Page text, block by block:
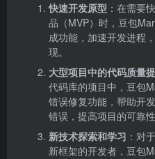
快速开发原型 ：在需要
品（MVP）时，豆包
成功能，加速开发进程
现。
大型项目中的代码质量
代码库的项目中，豆包
错误修复功能，帮助开
错误，提高项目的可靠
新技术探索和学习 ：对
新框架的开发者，豆包